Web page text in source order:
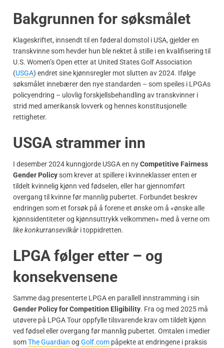
Bakgrunnen for søksmålet
Klageskriftet, innsendt til en føderal domstol i USA, gjelder en
transkvinne som hevder hun ble nektet å stille i en kvalifisering til
U.S. Women’s Open etter at United States Golf Association
(USGA) endret sine kjønnsregler mot slutten av 2024. Ifølge
søksmålet innebærer den nye standarden – som speiles i LPGAs
policyendring – ulovlig forskjellsbehandling av transkvinner i
strid med amerikansk lovverk og hennes konstitusjonelle
rettigheter.
USGA strammer inn
I desember 2024 kunngjorde USGA en nyCompetitive Fairness
Gender Policysom krever at spillere i kvinneklasser enten er
tildelt kvinnelig kjønn ved fødselen, eller har gjennomført
overgang til kvinne før mannlig pubertet. Forbundet beskrev
endringen som et forsøk på å forene et ønske om å «ønske alle
kjønnsidentiteter og kjønnsuttrykk velkommen» med å verne om
like konkurransevilkår i toppidretten.
LPGA følger etter – og
konsekvensene
Samme dag presenterte LPGA en parallell innstramming i sin
Gender Policy for Competition Eligibility. Fra og med 2025 må
utøvere på LPGA Tour oppfylle tilsvarende krav om tildelt kjønn
ved fødsel eller overgang før mannlig pubertet. Omtalen i medier
somThe Guardian og Golf.com påpekte at endringene i praksis